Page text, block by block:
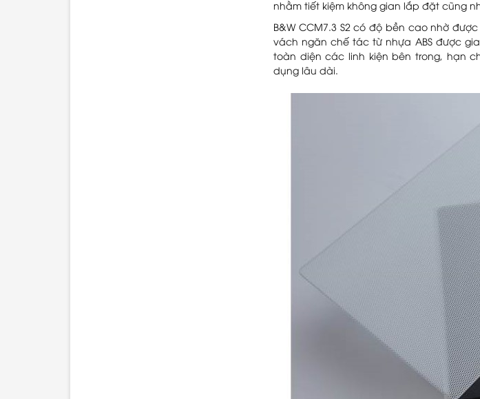
nhằm tiết kiệm không gian lắp đặt cũng
B&W CCM7.3 S2 có độ bền cao nhờ
vách ngăn chế tác từ nhựa ABS được
toàn diện các linh kiện bên trong, hạn
dụng lâu dài.